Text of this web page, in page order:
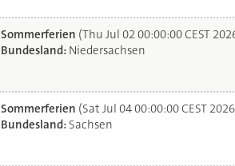
Sommerferien (Thu Jul 02 00:00:00 CEST
Bundesland: Niedersachsen
Sommerferien (Sat Jul 04 00:00:00 CEST
Bundesland: Sachsen